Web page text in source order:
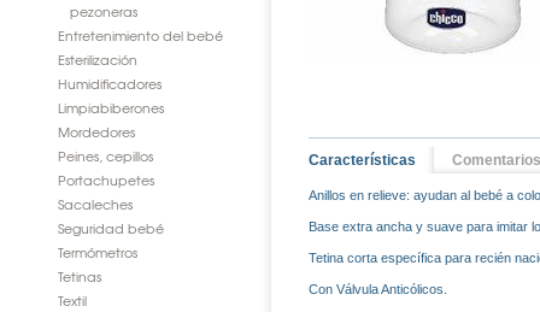
pezoneras
Entretenimiento del bebé
Esterilización
Humidificadores
Limpiabiberones
Mordedores
Peines, cepillos
Portachupetes
Sacaleches
Seguridad bebé
Termómetros
Tetinas
Textil
Características Comentarios
Anillos en relieve: ayudan al bebé a
Base extra ancha y suave para imitar
Tetina corta específica para recién
Con Válvula Anticólicos.